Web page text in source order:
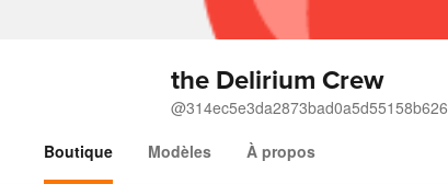
the Delirium Crew
@314ec5e3da2873bad0a5d55158b626
Boutique
Modèles À propos